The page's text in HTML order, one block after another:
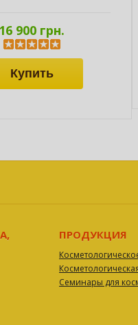
16 900 грн.
ПРОДУКЦИЯ
Семинары для